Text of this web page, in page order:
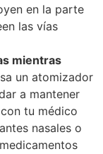
en la parte
las vías
mientras
un atomizador
a mantener
tu médico
nasales o